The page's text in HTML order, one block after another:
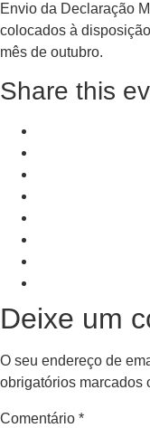
Envio da Declaração
colocados à
mês de outubro.
Share this
Deixe um
O seu endereço de
obrigatórios marcados
Comentário *